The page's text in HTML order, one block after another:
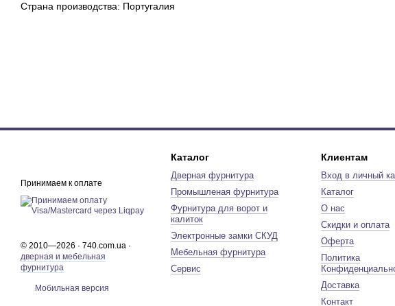
Страна производства: Португалия
Принимаем к оплате
© 2010—2026 · 740.com.ua ·
дверная и мебельная
фурнитура
Мобильная версия
Каталог
Дверная фурнитура
Промышленая фурнитура
Фурнитура для ворот и
калиток
Электронные замки СКУД
Мебельная фурнитура
Сервис
Клиентам
Вход в личный
Каталог
О нас
Скидки и оплата
Оферта
Политика
Доставка
Контакт